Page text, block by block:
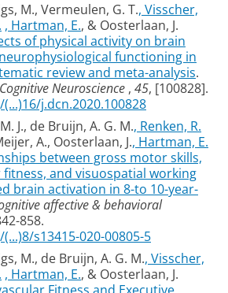
M., Vermeulen, G. T., Visscher,
, Hartman, E., & Oosterlaan, J.
of physical activity on brain
functioning in
review and meta-analysis.
Neuroscience , 45, [100828].
j.dcn.2020.100828
J., de Bruijn, A. G. M., Renken, R.
A., Oosterlaan, J., Hartman, E.
between gross motor skills,
and visuospatial working
brain activation in 8-to 10-year-
affective & behavioral
858.
s13415-020-00805-5
M., de Bruijn, A. G. M., Visscher,
, Hartman, E., & Oosterlaan, J.